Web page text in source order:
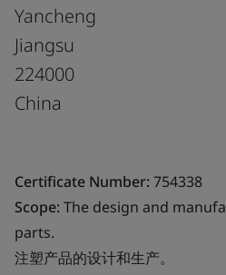
Yancheng
Jiangsu
224000
China
Certificate Number:754338
Scope:The design and
parts.
注塑产品的设计和生产。